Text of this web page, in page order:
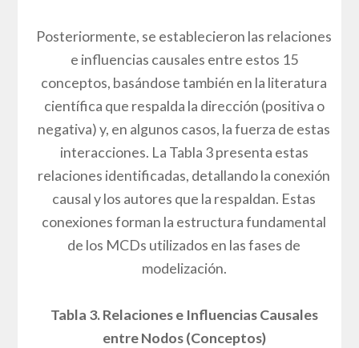
Posteriormente, se establecieron las relaciones
e influencias causales entre estos 15
conceptos, basándose también en la literatura
científica que respalda la dirección (positiva o
negativa) y, en algunos casos, la fuerza de estas
interacciones. La Tabla 3 presenta estas
relaciones identificadas, detallando la conexión
causal y los autores que la respaldan. Estas
conexiones forman la estructura fundamental
de los MCDs utilizados en las fases de
modelización.
Tabla 3. Relaciones e Influencias Causales
entre Nodos (Conceptos)